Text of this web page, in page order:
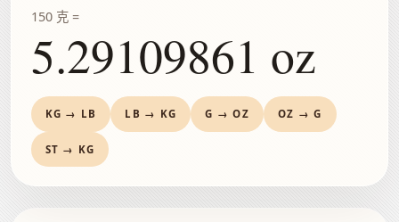
150 克 =
5.29109861 oz
KG → LB LB → KG G → OZ OZ → G
ST → KG